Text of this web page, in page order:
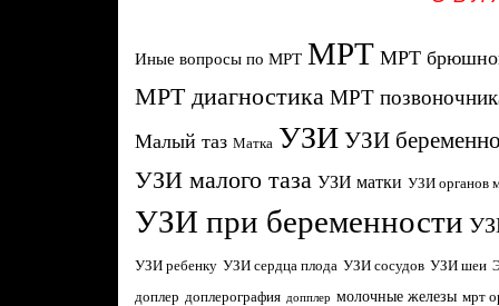
Иные вопросы по МРТ МРТ МРТ
МРТ диагностика МРТ
Малый таз Матка УЗИ УЗИ
УЗИ малого таза УЗИ матки УЗИ органов
УЗИ при беременности
УЗИ ребенку УЗИ сердца плода УЗИ сосудов УЗИ шеи
доплер доплерография допплер молочные железы мрт